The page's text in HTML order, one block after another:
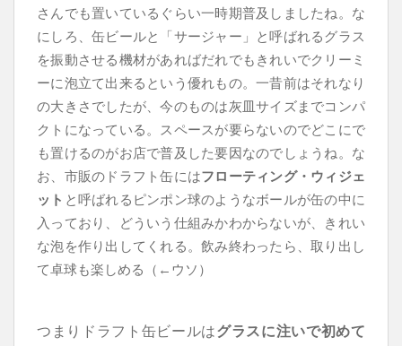
さんでも置いているぐらい一時期普及しましたね。な
にしろ、缶ビールと「サージャー」と呼ばれるグラス
を振動させる機材があればだれでもきれいでクリーミ
ーに泡立て出来るという優れもの。一昔前はそれなり
の大きさでしたが、今のものは灰皿サイズまでコンパ
クトになっている。スペースが要らないのでどこにで
も置けるのがお店で普及した要因なのでしょうね。な
お、市販のドラフト缶にはフローティング・ウィジェ
ット と呼ばれるピンポン球のようなボールが缶の中に
入っており、どういう仕組みかわからないが、きれい
な泡を作り出してくれる。飲み終わったら、取り出し
て卓球も楽しめる（←ウソ）
つまりドラフト缶ビールはグラスに注いで初めて